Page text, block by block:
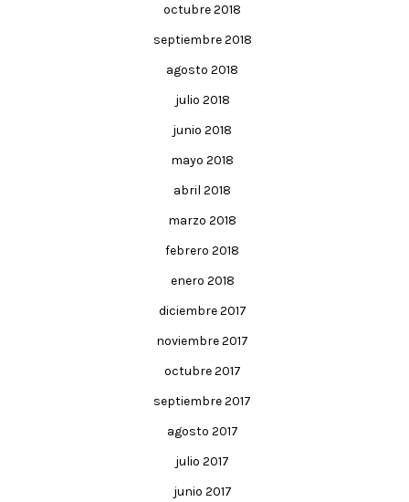
octubre 2018
septiembre 2018
agosto 2018
julio 2018
junio 2018
mayo 2018
abril 2018
marzo 2018
febrero 2018
enero 2018
diciembre 2017
noviembre 2017
octubre 2017
septiembre 2017
agosto 2017
julio 2017
junio 2017